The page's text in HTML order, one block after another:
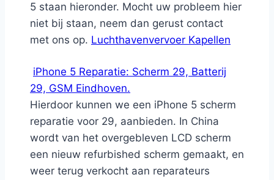
5 staan hieronder. Mocht uw probleem hier
niet bij staan, neem dan gerust contact
met ons op. Luchthavenvervoer Kapellen
iPhone 5 Reparatie: Scherm 29, Batterij
29, GSM Eindhoven.
Hierdoor kunnen we een iPhone 5 scherm
reparatie voor 29, aanbieden. In China
wordt van het overgebleven LCD scherm
een nieuw refurbished scherm gemaakt, en
weer terug verkocht aan reparateurs